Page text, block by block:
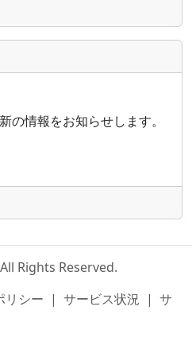
の情報をお知らせします。
Rights Reserved.
リシー | サービス状況 | サ